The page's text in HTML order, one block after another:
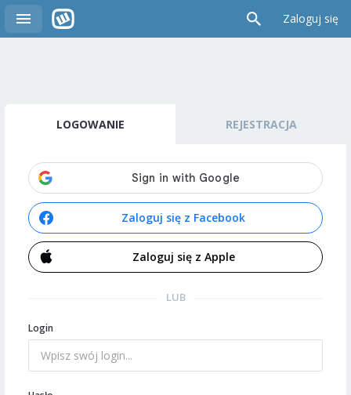
Zaloguj się
LOGOWANIE REJESTRACJA
Zaloguj się z Facebook
Zaloguj się z Apple
LUB
Login